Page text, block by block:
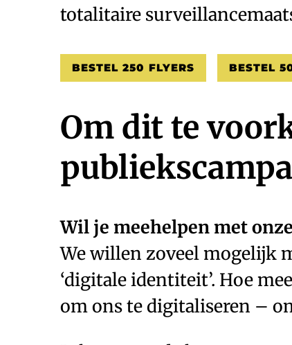
totalitaire
BESTEL 250 FLYERS BESTEL
Om dit te
Wil je meehelpen met
We willen zoveel mogelijk
‘digitale identiteit’. Hoe
om ons te digitaliseren –